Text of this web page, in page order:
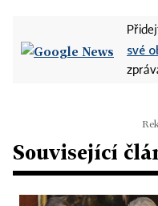
své
Související